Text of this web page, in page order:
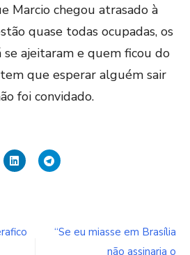
Marcio chegou atrasado à
quase todas ocupadas, os
se ajeitaram e quem ficou do
que esperar alguém sair
foi convidado.
“Se eu miasse em Brasília
não assinaria o